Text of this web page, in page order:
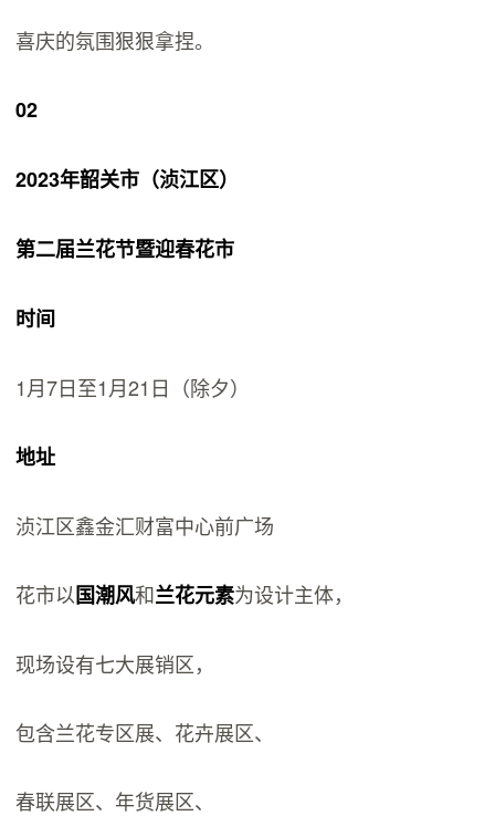
喜庆的氛围狠狠拿捏。
02
2023年韶关市（浈江区）
第二届兰花节暨迎春花市
时间
1月7日至1月21日（除夕）
地址
浈江区鑫金汇财富中心前广场
花市以国潮风和兰花元素为设计主体，
现场设有七大展销区，
包含兰花专区展、花卉展区、
春联展区、年货展区、